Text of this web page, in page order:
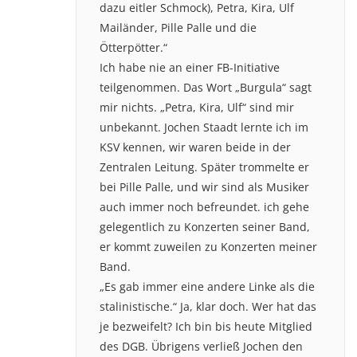
dazu eitler Schmock), Petra, Kira, Ulf
Mailänder, Pille Palle und die
Ötterpötter.“
Ich habe nie an einer FB-Initiative
teilgenommen. Das Wort „Burgula“ sagt
mir nichts. „Petra, Kira, Ulf“ sind mir
unbekannt. Jochen Staadt lernte ich im
KSV kennen, wir waren beide in der
Zentralen Leitung. Später trommelte er
bei Pille Palle, und wir sind als Musiker
auch immer noch befreundet. ich gehe
gelegentlich zu Konzerten seiner Band,
er kommt zuweilen zu Konzerten meiner
Band.
„Es gab immer eine andere Linke als die
stalinistische.“ Ja, klar doch. Wer hat das
je bezweifelt? Ich bin bis heute Mitglied
des DGB. Übrigens verließ Jochen den